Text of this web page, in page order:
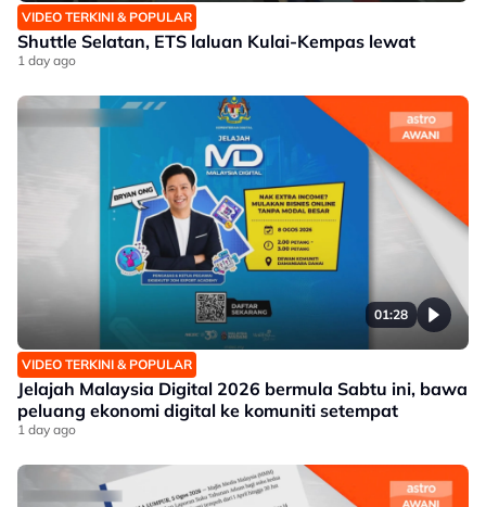
VIDEO TERKINI & POPULAR
Shuttle Selatan, ETS laluan Kulai-Kempas lewat
1 day ago
01:28
VIDEO TERKINI & POPULAR
Jelajah Malaysia Digital 2026 bermula Sabtu ini, bawa
peluang ekonomi digital ke komuniti setempat
1 day ago